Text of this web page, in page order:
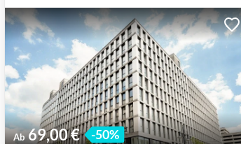
Ab 69,00 € -50%